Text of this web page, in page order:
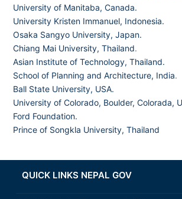
University of Manitaba, Canada.
University Kristen Immanuel, Indonesia.
Osaka Sangyo University, Japan.
Chiang Mai University, Thailand.
Asian Institute of Technology, Thailand.
School of Planning and Architecture, India.
Ball State University, USA.
University of Colorado, Boulder, Colorada,
Ford Foundation.
Prince of Songkla University, Thailand
QUICK LINKS NEPAL GOV